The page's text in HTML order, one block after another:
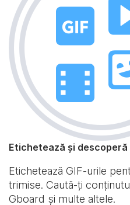
Etichetează și descoperă
Etichetează GIF-urile
trimise. Caută-ți
Gboard și multe altele.